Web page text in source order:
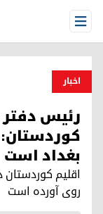
Open Menu
اخبار
رئیس
بغداد است
اقلیم
روی آورده است